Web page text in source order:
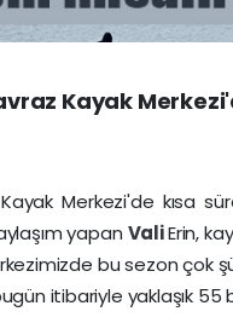
Kayak
Kayak Merkezi'de kısa
yapan ValiErin,
bu sezon çok
itibariyle yaklaşık 55